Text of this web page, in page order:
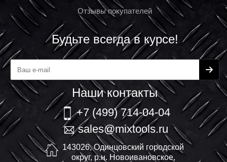
Отзывы покупателей
Будьте всегда в курсе!
Наши контакты
+7 (499) 714-04-04
sales@mixtools.ru
143026, Одинцовский городской
округ, р.н. Новоивановское,